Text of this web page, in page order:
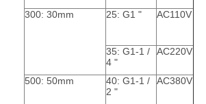
300: 30mm 25: G1 " AC110V
35: G1-1 /
4 "
AC220V
500: 50mm
40: G1-1 /
2 "
AC380V